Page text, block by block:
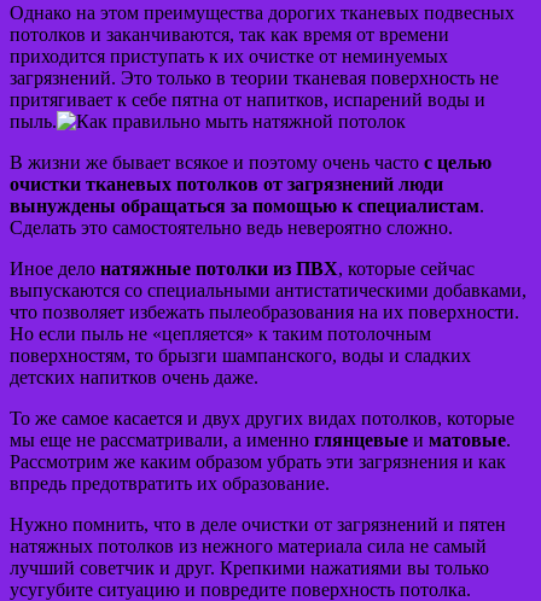
Однако на этом преимущества дорогих тканевых подвесных
потолков и заканчиваются, так как время от времени
приходится приступать к их очистке от неминуемых
загрязнений. Это только в теории тканевая поверхность не
притягивает к себе пятна от напитков, испарений воды и
пыль.
В жизни же бывает всякое и поэтому очень часто с целью
очистки тканевых потолков от загрязнений люди
вынуждены обращаться за помощью к специалистам.
Сделать это самостоятельно ведь невероятно сложно.
Иное дело натяжные потолки из ПВХ, которые сейчас
выпускаются со специальными антистатическими добавками,
что позволяет избежать пылеобразования на их поверхности.
Но если пыль не «цепляется» к таким потолочным
поверхностям, то брызги шампанского, воды и сладких
детских напитков очень даже.
То же самое касается и двух других видах потолков, которые
мы еще не рассматривали, а именно глянцевые и матовые.
Рассмотрим же каким образом убрать эти загрязнения и как
впредь предотвратить их образование.
Нужно помнить, что в деле очистки от загрязнений и пятен
натяжных потолков из нежного материала сила не самый
лучший советчик и друг. Крепкими нажатиями вы только
усугубите ситуацию и повредите поверхность потолка.